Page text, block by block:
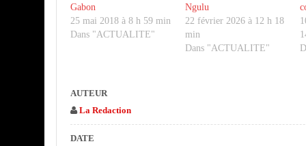
Gabon
25 mai 2018 à 8 h 59 min
Dans "ACTUALITE"
Ngulu
22 février 2026 à 12 h 18
min
Dans "ACTUALITE"
AUTEUR
La Redaction
DATE